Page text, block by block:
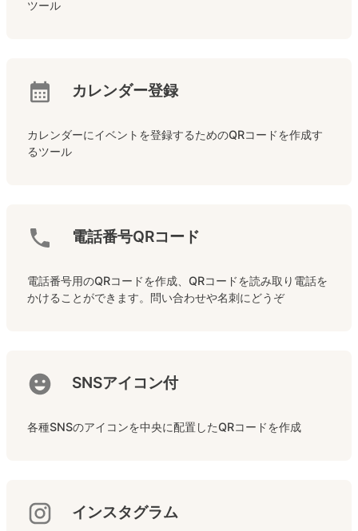
ツール
カレンダー登録
カレンダーにイベントを登録するためのQRコードを作成す
るツール
電話番号QRコード
電話番号用のQRコードを作成、QRコードを読み取り電話を
かけることができます。問い合わせや名刺にどうぞ
SNSアイコン付
各種SNSのアイコンを中央に配置したQRコードを作成
インスタグラム